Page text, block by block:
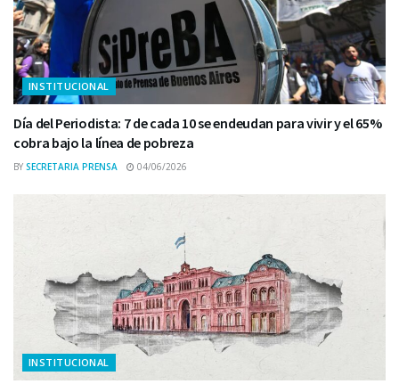
INSTITUCIONAL
Día del Periodista: 7 de cada 10 se endeudan para vivir y el 65%
cobra bajo la línea de pobreza
BY SECRETARIA PRENSA 04/06/2026
INSTITUCIONAL